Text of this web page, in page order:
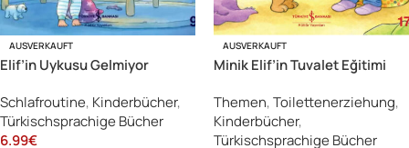
AUSVERKAUFT
Elif’in Uykusu Gelmiyor
Schlafroutine, Kinderbücher,
Türkischsprachige Bücher
6.99€
AUSVERKAUFT
Minik Elif’in Tuvalet Eğitimi
Themen,Toilettenerziehung,
Kinderbücher,
Türkischsprachige Bücher